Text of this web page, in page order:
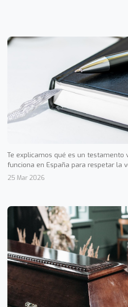
Te explicamos qué es un testamento
funciona en España para respetar la
25 Mar 2026